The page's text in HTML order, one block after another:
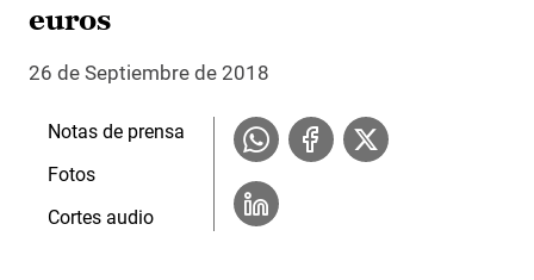
euros
26 de Septiembre de 2018
Notas de prensa
Fotos
Cortes audio